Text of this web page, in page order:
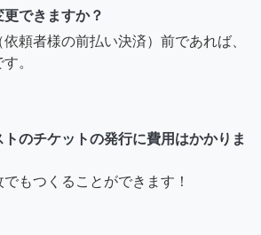
できますか？
頼者様の前払い決済）前であれば、
。
のチケットの発行に費用はかかりま
もつくることができます！